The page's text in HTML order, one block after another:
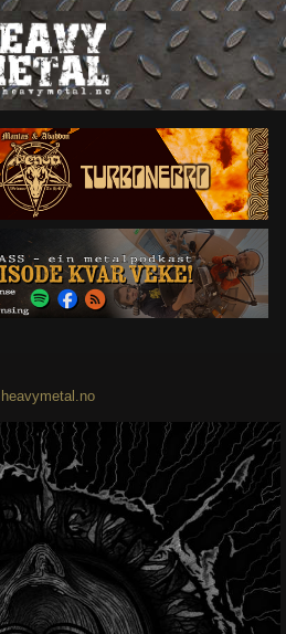
Nyheter
Omtaler
Intervjuer
Om oss
Abonner
heavymetal.no